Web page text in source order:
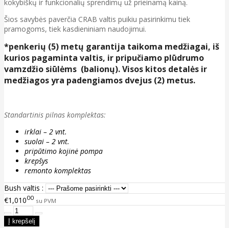
kokybiškų ir funkcionalių sprendimų už prieinamą kainą.
Šios savybės paverčia CRAB valtis puikiu pasirinkimu tiek
pramogoms, tiek kasdieniniam naudojimui.
*penkerių (5) metų garantija taikoma medžiagai, iš
kurios pagaminta valtis, ir pripučiamo plūdrumo
vamzdžio siūlėms (balionų). Visos kitos detalės ir
medžiagos yra padengiamos dvejus (2) metus.
Standartinis pilnas komplektas:
irklai – 2 vnt.
suolai – 2 vnt.
pripūtimo kojinė pompa
krepšys
remonto komplektas
Bush valtis :
€1,01000 su PVM